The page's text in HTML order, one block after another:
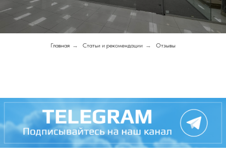
Главная → Статьи и рекомендации → Отзывы